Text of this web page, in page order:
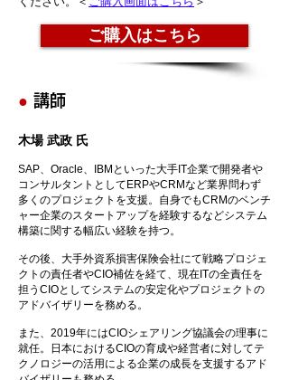
ご購入はこちら
● 講師
木場 武政 氏
SAP、Oracle、IBMといった大手IT企業で開発者や
コンサルタントとしてERPやCRMなど業界問わず
多くのプロジェクトを支援。自身でもCRMのベンチ
ャー企業のスタートアップを経験するなどシステム
構築に関する幅広い経験を持つ。
その後、大手外資系損害保険会社にて戦略プロジェ
クトの責任者やCIO補佐を経て、現在ITの全責任を
担うCIOとしてシステムの安定化やプロジェクトの
アドバイザリーを務める。
また、2019年にはCIOシェアリング協議会の理事に
就任。日本におけるCIOの育成や経営者に対してテ
クノロジーの活用による企業の成長を支援するアド